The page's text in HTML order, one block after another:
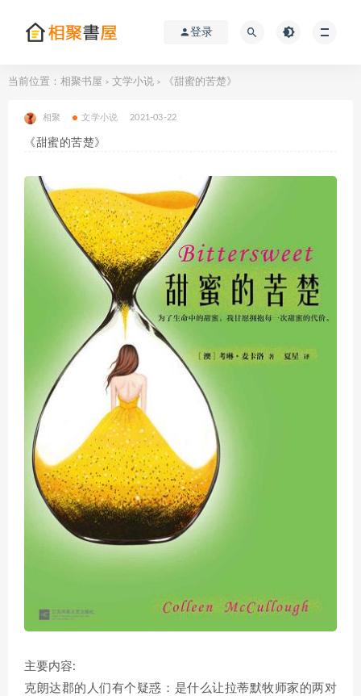
登录
当前位置： 相聚书屋 > 文学小说 > 《甜蜜的苦楚》
相聚 文学小说 2021-03-22
《甜蜜的苦楚》
主要内容:
克朗达郡的人们有个疑惑：是什么让拉蒂默牧师家的两对